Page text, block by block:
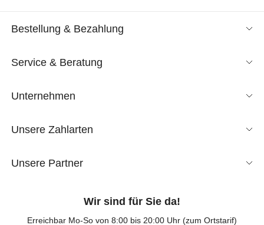
Bestellung & Bezahlung
Service & Beratung
Unternehmen
Unsere Zahlarten
Unsere Partner
Wir sind für Sie da!
Erreichbar Mo-So von 8:00 bis 20:00 Uhr (zum Ortstarif)